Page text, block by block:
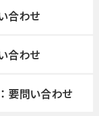
合わせ
合わせ
要問い合わせ